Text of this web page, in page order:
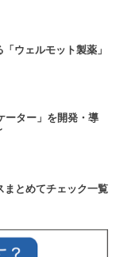
ウェルモット製薬」
ーター」を開発・導
まとめてチェック一覧